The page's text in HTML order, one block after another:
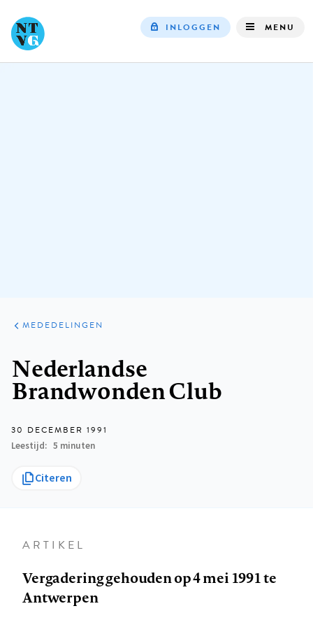
INLOGGEN MENU
ARTIKELEN
VARIA
MEDEDELINGEN
Nederlandse
Brandwonden Club
30 DECEMBER 1991
Leestijd
5 minuten
Citeren
ARTIKEL
Vergadering gehouden op 4 mei 1991 te
Antwerpen